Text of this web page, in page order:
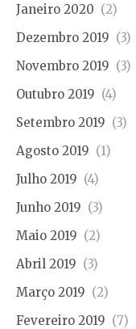
Janeiro 2020 (2)
Dezembro 2019 (3)
Novembro 2019 (3)
Outubro 2019 (4)
Setembro 2019 (3)
Agosto 2019 (1)
Julho 2019 (4)
Junho 2019 (3)
Maio 2019 (2)
Abril 2019 (3)
Março 2019 (2)
Fevereiro 2019 (7)